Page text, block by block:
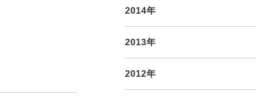
2014年
2013年
2012年